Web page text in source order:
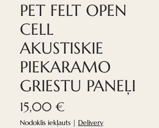
PET FELT OPEN
CELL
AKUSTISKIE
PIEKARAMO
GRIESTU PANEĻI
15,00 €Cena
Nodoklis iekļauts | Delivery